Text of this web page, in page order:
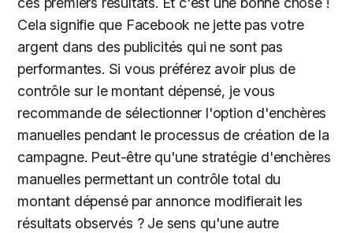
Cela signifie que Facebook ne jette pas votre
argent dans des publicités qui ne sont pas
performantes. Si vous préférez avoir plus de
contrôle sur le montant dépensé, je vous
recommande de sélectionner l'option d'enchères
manuelles pendant le processus de création de la
campagne. Peut-être qu'une stratégie d'enchères
manuelles permettant un contrôle total du
montant dépensé par annonce modifierait les
résultats observés ? Je sens qu'une autre